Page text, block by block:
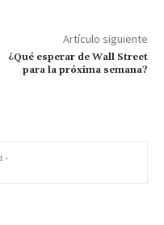
Artículo siguiente
¿Qué esperar de Wall Street
para la próxima semana?
-